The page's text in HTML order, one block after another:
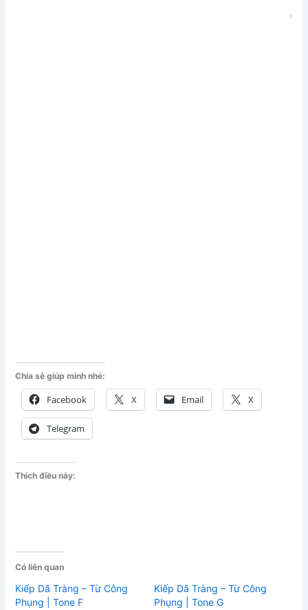
Chia sẻ giúp mình nhé:
Facebook X Email X
Telegram
Thích điều này:
Có liên quan
Kiếp Dã Tràng – Từ Công
Phụng | Tone F
Kiếp Dã Tràng – Từ Công
Phụng | Tone G